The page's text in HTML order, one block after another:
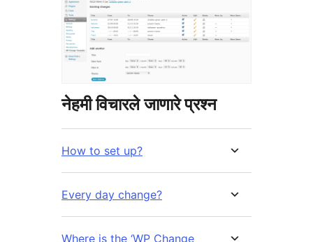
नेहमी विचारले जाणारे प्रश्न
How to set up?
Every day change?
Where is the ‘WP Change